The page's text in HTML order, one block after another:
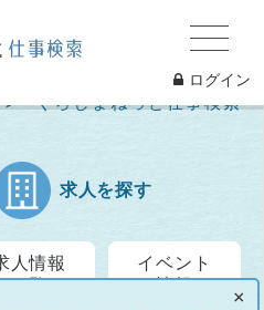
ログイン
くらしまねっと仕事検索
求人を探す
人情報
一覧
イベント
情報
×